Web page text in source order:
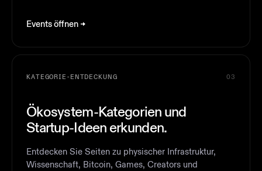
Events öffnen
KATEGORIE-ENTDECKUNG 03
Ökosystem-Kategorien und
Startup-Ideen erkunden.
Entdecken Sie Seiten zu physischer Infrastruktur,
Wissenschaft, Bitcoin, Games, Creators und